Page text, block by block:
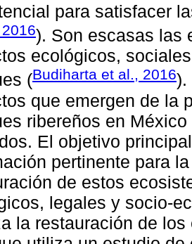
para satisfacer
). Son escasas las
ecológicos,
(Budiharta et al., 2016).
que emergen de la
ribereños en
El objetivo
pertinente para
de estos
legales y socio-
la restauración de